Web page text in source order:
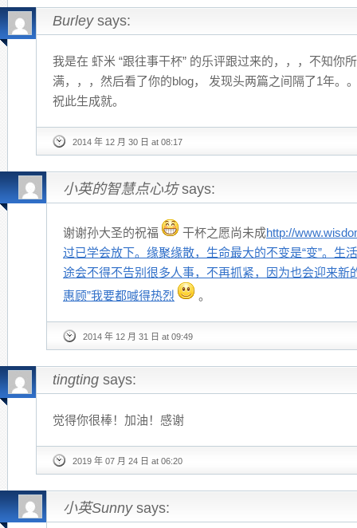
Burley says:
我是在 虾米 “跟往事干杯” 的乐评跟过来的，，，不知你
满，，，然后看了你的blog， 发现头两篇之间隔了1年。
祝此生成就。
2014 年 12 月 30 日 at 08:17
小英的智慧点心坊 says:
谢谢孙大圣的祝福 干杯之愿尚未成http://
过已学会放下。缘聚缘散，生命最大的不变是“变”。生
途会不得不告别很多人事，不再抓紧，因为也会迎来新
惠顾”我要都喊得热烈
。
2014 年 12 月 31 日 at 09:49
tingting says:
觉得你很棒！加油！感谢
2019 年 07 月 24 日 at 06:20
小英Sunny says: